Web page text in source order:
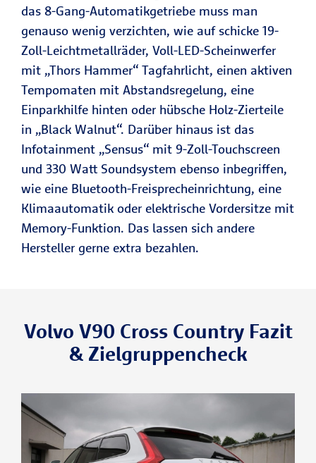
das 8-Gang-Automatikgetriebe muss man
genauso wenig verzichten, wie auf schicke 19-
Zoll-Leichtmetallräder, Voll-LED-Scheinwerfer
mit „Thors Hammer“ Tagfahrlicht, einen aktiven
Tempomaten mit Abstandsregelung, eine
Einparkhilfe hinten oder hübsche Holz-Zierteile
in „Black Walnut“. Darüber hinaus ist das
Infotainment „Sensus“ mit 9-Zoll-Touchscreen
und 330 Watt Soundsystem ebenso inbegriffen,
wie eine Bluetooth-Freisprecheinrichtung, eine
Klimaautomatik oder elektrische Vordersitze mit
Memory-Funktion. Das lassen sich andere
Hersteller gerne extra bezahlen.
Volvo V90 Cross Country Fazit
& Zielgruppencheck